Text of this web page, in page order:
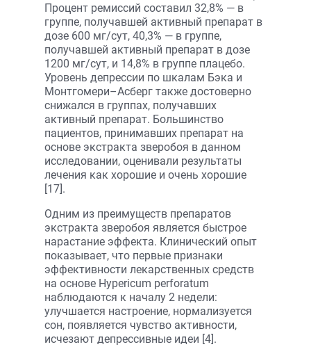
Процент ремиссий составил 32,8% — в
группе, получавшей активный препарат в
дозе 600 мг/сут, 40,3% — в группе,
получавшей активный препарат в дозе
1200 мг/сут, и 14,8% в группе плацебо.
Уровень депрессии по шкалам Бэка и
Монтгомери–Асберг также достоверно
снижался в группах, получавших
активный препарат. Большинство
пациентов, принимавших препарат на
основе экстракта зверобоя в данном
исследовании, оценивали результаты
лечения как хорошие и очень хорошие
[17].
Одним из преимуществ препаратов
экстракта зверобоя является быстрое
нарастание эффекта. Клинический опыт
показывает, что первые признаки
эффективности лекарственных средств
на основе Hypericum perforatum
наблюдаются к началу 2 недели:
улучшается настроение, нормализуется
сон, появляется чувство активности,
исчезают депрессивные идеи [4].